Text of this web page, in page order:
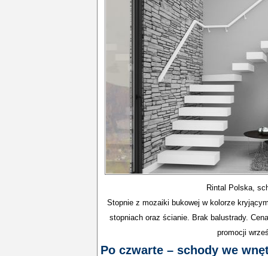
Rintal Polska,
Stopnie z mozaiki bukowej w kolorze
stopniach oraz ścianie. Brak balustrady.
promocji
Po czwarte – schody we